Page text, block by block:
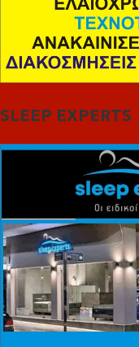
SLEEP EXPERTS